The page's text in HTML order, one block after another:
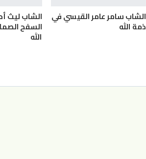
الشاب سامر عامر القيسي في
ذمة الله
الشاب ليث
السفح
الله